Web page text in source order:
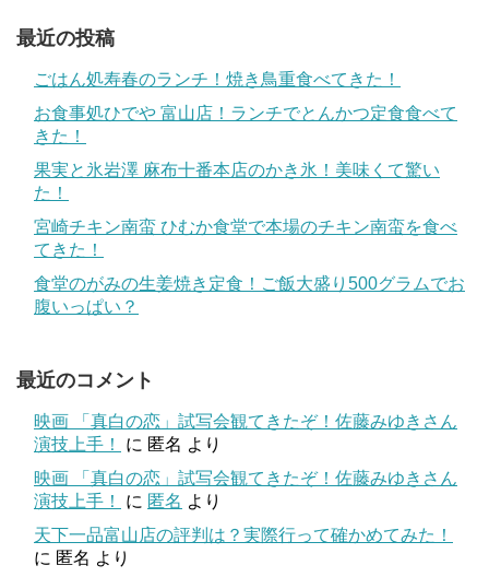
最近の投稿
ごはん処寿春のランチ！焼き鳥重食べてきた！
お食事処ひでや 富山店！ランチでとんかつ定食食べて
きた！
果実と氷岩澤 麻布十番本店のかき氷！美味くて驚い
た！
宮崎チキン南蛮 ひむか食堂で本場のチキン南蛮を食べ
てきた！
食堂のがみの生姜焼き定食！ご飯大盛り500グラムでお
腹いっぱい？
最近のコメント
映画 「真白の恋」試写会観てきたぞ！佐藤みゆきさん
演技上手！
に 匿名 より
映画 「真白の恋」試写会観てきたぞ！佐藤みゆきさん
演技上手！
に 匿名 より
天下一品富山店の評判は？実際行って確かめてみた！
に 匿名 より